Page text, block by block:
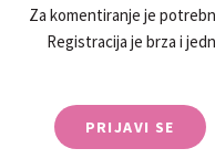
Za komentiranje je
Registracija je brza i
PRIJAVI SE